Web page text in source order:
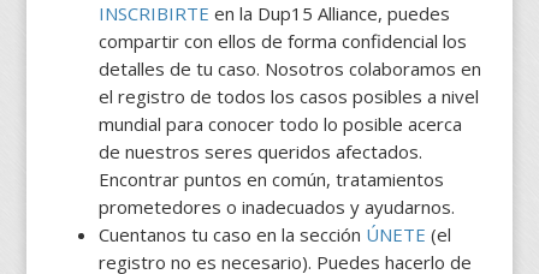
INSCRIBIRTE en la Dup15 Alliance, puedes
compartir con ellos de forma confidencial los
detalles de tu caso. Nosotros colaboramos en
el registro de todos los casos posibles a nivel
mundial para conocer todo lo posible acerca
de nuestros seres queridos afectados.
Encontrar puntos en común, tratamientos
prometedores o inadecuados y ayudarnos.
Cuentanos tu caso en la sección ÚNETE (el
registro no es necesario). Puedes hacerlo de